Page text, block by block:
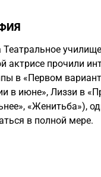
актрисе прочили
в «Первом
в июне», Лиззи в
«Женитьба»),
в полной мере.